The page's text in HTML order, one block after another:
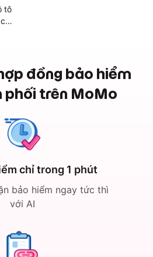
tô
đồng bảo hiểm
phối trên MoMo
chỉ trong 1 phút
bảo hiểm ngay tức thì
với AI